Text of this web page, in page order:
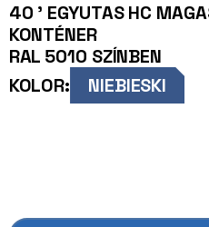
40 ’ EGYUTAS HC
KONTÉNER
RAL 5010 SZÍNBEN
KOLOR:
NIEBIESKI